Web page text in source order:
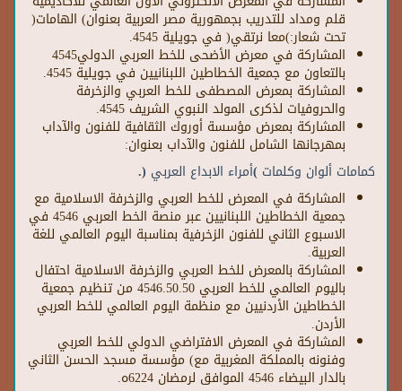
قلم ومداد للتدريب بجمهورية مصر العربية بعنوان) الهامات(
تحت شعار:)معا نرتقي( في جويلية 4545.
المشاركة في معرض الأضحى للخط العربي الدولي4545
بالتعاون مع جمعية الخطاطين اللبنانيين في جويلية 4545.
المشاركة بمعرض المصطفى للخط العربي والزخرفة
والحروفيات لذكرى المولد النبوي الشريف 4545.
المشاركة بمعرض مؤسسة أوروك الثقافية للفنون والآداب
بمهرجانها الشامل للفنون والآداب بعنوان:
كمامات ألوان وكلمات )أمراء الابداع العربي (.
المشاركة في المعرض للخط العربي والزخرفة الاسلامية مع
جمعية الخطاطين اللبنانيين عبر منصة الخط العربي 4546 في
الاسبوع الثاني للفنون الزخرفية بمناسبة اليوم العالمي للغة
العربية.
المشاركة بالمعرض للخط العربي والزخرفة الاسلامية احتفال
باليوم العالمي للخط العربي 4546.50.50 من تنظيم جمعية
الخطاطين الأردنيين مع منظمة اليوم العالمي للخط العربي
الأردن.
المشاركة في المعرض الافتراضي الدولي للخط العربي
وفنونه بالمملكة المغربية مع) مؤسسة مسجد الحسن الثاني
بالدار البيضاء 4546 الموافق لرمضان 6224ه.